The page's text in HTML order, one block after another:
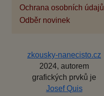
Ochrana osobních údajů
Odběr novinek
zkousky-nanecisto.cz
2024, autorem
grafických prvků je
Josef Quis